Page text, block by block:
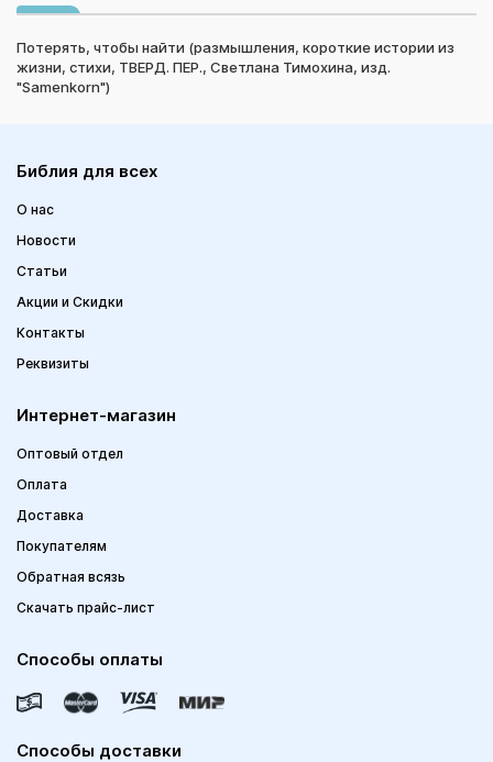
Потерять, чтобы найти (размышления, короткие истории из
жизни, стихи, ТВЕРД. ПЕР., Светлана Тимохина, изд.
"Samenkorn")
Библия для всех
О нас
Новости
Статьи
Акции и Скидки
Контакты
Реквизиты
Интернет-магазин
Оптовый отдел
Оплата
Доставка
Покупателям
Обратная всязь
Скачать прайс-лист
Способы оплаты
Способы доставки